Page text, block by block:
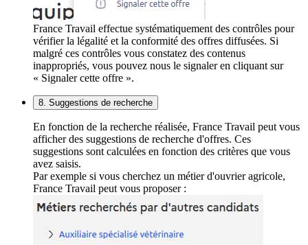
France Travail effectue systématiquement des contrôles pour
vérifier la légalité et la conformité des offres diffusées. Si
malgré ces contrôles vous constatez des contenus
inappropriés, vous pouvez nous le signaler en cliquant sur
« Signaler cette offre ».
8. Suggestions de recherche
En fonction de la recherche réalisée, France Travail peut vous
afficher des suggestions de recherche d'offres. Ces
suggestions sont calculées en fonction des critères que vous
avez saisis.
Par exemple si vous cherchez un métier d'ouvrier agricole,
France Travail peut vous proposer :